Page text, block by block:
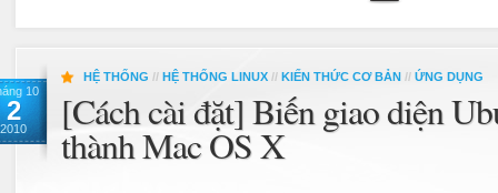
10
2
2010
HỆ THỐNG // HỆ THỐNG LINUX // KIẾN THỨC CƠ BẢN // ỨNG DỤNG
[Cách cài đặt] Biến giao diện
thành Mac OS X